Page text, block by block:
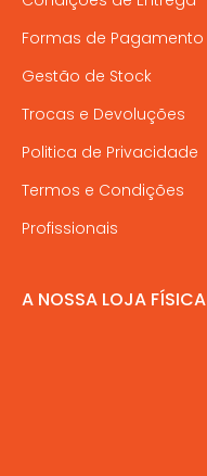
Formas de Pagamento
Gestão de Stock
Trocas e Devoluções
Politica de Privacidade
Termos e Condições
Profissionais
A NOSSA LOJA FÍSICA